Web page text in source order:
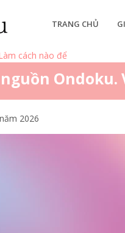
TRANG CHỦ
Làm cách nào để
2026